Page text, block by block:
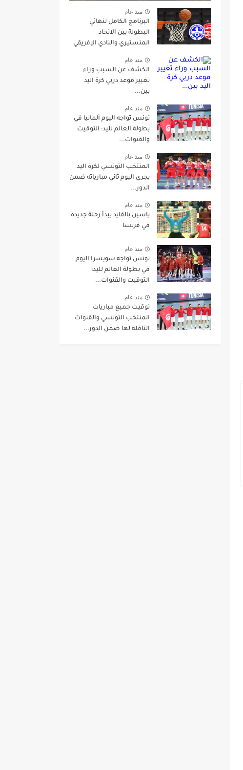
منذ عام
البرنامج الكامل لنهائي
البطولة بين الاتحاد
المنستيري والنادي الإفريقي
منذ عام
الكشف عن السبب وراء
تغيير موعد دربي كرة اليد
بين...
منذ عام
تونس تواجه اليوم ألمانيا في
بطولة العالم لليد: التوقيت
والقنوات...
منذ عام
المنتخب التونسي لكرة اليد
يجري اليوم ثاني مبارياته ضمن
الدور...
منذ عام
ياسين بالقايد يبدأ رحلة جديدة
في فرنسا
منذ عام
تونس تواجه سويسرا اليوم
في بطولة العالم لليد:
التوقيت والقنوات...
منذ عام
توقيت جميع مباريات
المنتخب التونسي والقنوات
الناقلة لها ضمن الدور...